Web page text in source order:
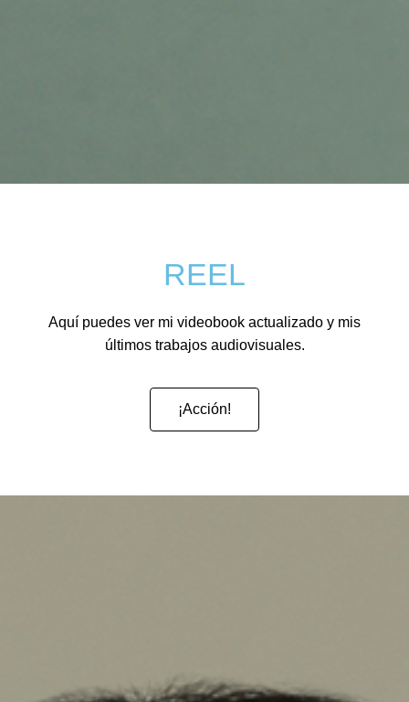
REEL
Aquí puedes ver mi videobook actualizado y mis
últimos trabajos audiovisuales.
¡Acción!